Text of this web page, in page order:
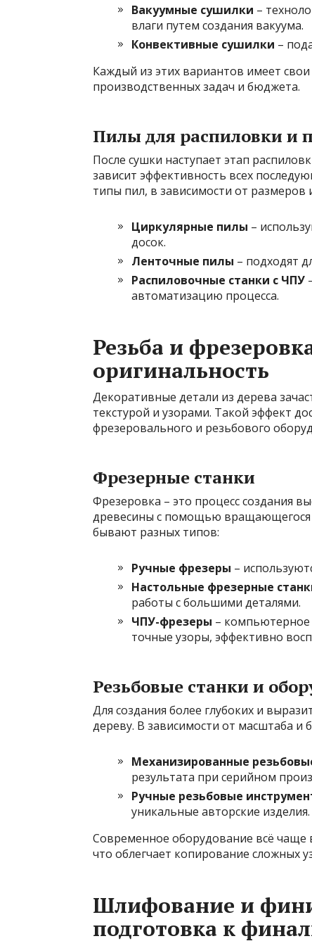
Вакуумные сушилки –
влаги путем создания вакуума.
Конвективные сушилки –
Каждый из этих вариантов имеет
производственных задач и бюджета.
Пилы для распиловки и
После сушки наступает этап
зависит эффективность всех
типы пил, в зависимости от размеров
Циркулярные пилы –
досок.
Ленточные пилы – подходят
Распиловочные станки с ЧПУ
автоматизацию процесса.
Резьба и
оригинальность
Декоративные детали из дерева
текстурой и узорами. Такой эффект
фрезеровального и резьбового
Фрезерные станки
Фрезеровка – это процесс создания
древесины с помощью вращающегося
бывают разных типов:
Ручные фрезеры –
Настольные фрезерные
работы с большими деталями.
ЧПУ-фрезеры – компьютерное
точные узоры, эффективно
Резьбовые станки и
Для создания более глубоких и
дереву. В зависимости от масштаба и
Механизированные
результата при серийном
Ручные резьбовые
уникальные авторские изделия.
Современное оборудование всё чаще
что облегчает копирование сложных
Шлифование и
подготовка к